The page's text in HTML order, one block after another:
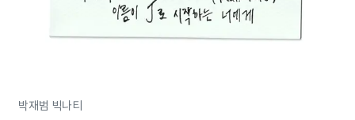
박재범 빅나티